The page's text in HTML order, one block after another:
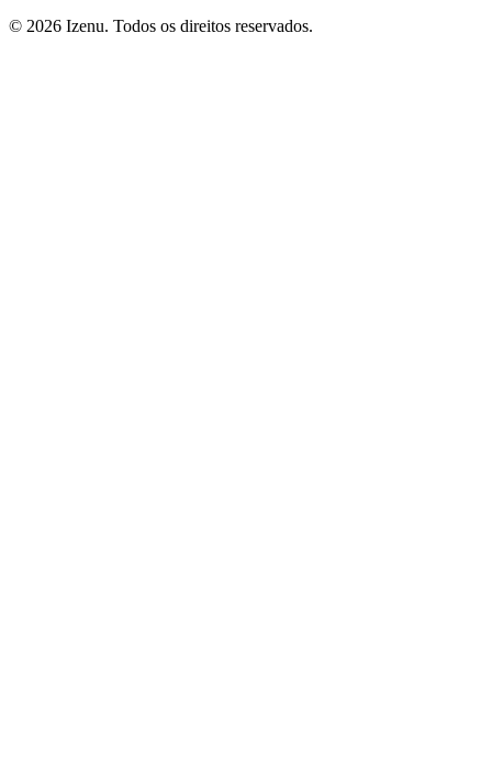
© 2026 Izenu. Todos os direitos reservados.